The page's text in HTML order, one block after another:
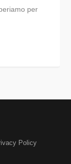
per
Policy